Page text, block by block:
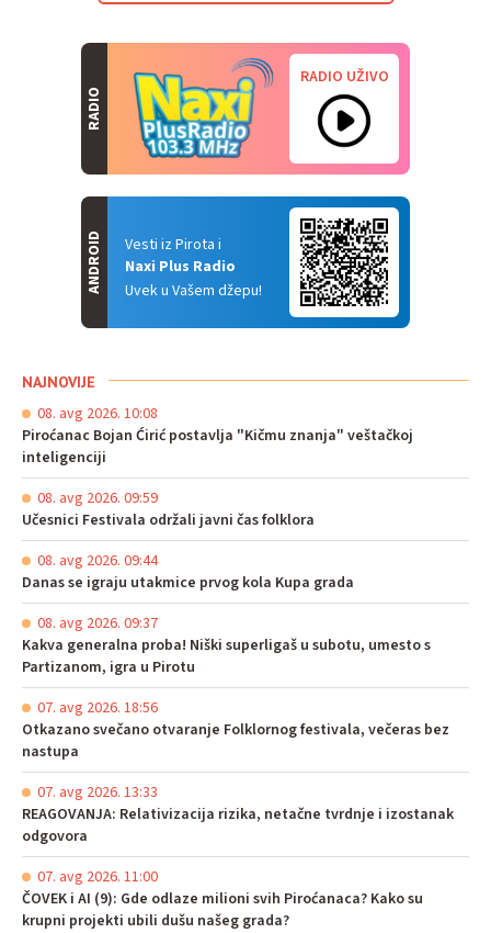
RADIO
RADIO UŽIVO
Vesti iz Pirota i
Naxi Plus Radio
Uvek u Vašem džepu!
ANDROID
NAJNOVIJE
08. avg 2026. 10:08
Piroćanac Bojan Ćirić postavlja "Kičmu znanja" veštačkoj
inteligenciji
08. avg 2026. 09:59
Učesnici Festivala održali javni čas folklora
08. avg 2026. 09:44
Danas se igraju utakmice prvog kola Kupa grada
08. avg 2026. 09:37
Kakva generalna proba! Niški superligaš u subotu, umesto s
Partizanom, igra u Pirotu
07. avg 2026. 18:56
Otkazano svečano otvaranje Folklornog festivala, večeras bez
nastupa
07. avg 2026. 13:33
REAGOVANJA: Relativizacija rizika, netačne tvrdnje i izostanak
odgovora
07. avg 2026. 11:00
ČOVEK i AI (9): Gde odlaze milioni svih Piroćanaca? Kako su
krupni projekti ubili dušu našeg grada?